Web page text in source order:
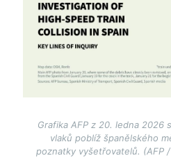
Grafika AFP z 20. ledna 2026
vlaků poblíž španělského
poznatky vyšetřovatelů. (AFP /